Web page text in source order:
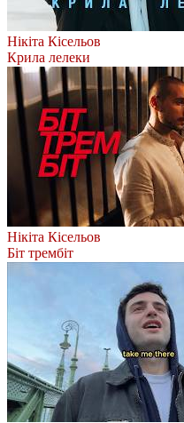
Нікіта Кісельов
Крила лелеки
Нікіта Кісельов
Біт трембіт